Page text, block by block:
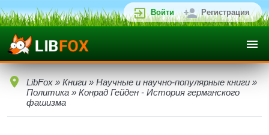
Войти Регистрация
LibFox » Книги » Научные и научно-популярные книги »
Политика » Конрад Гейден - История германского
фашизма